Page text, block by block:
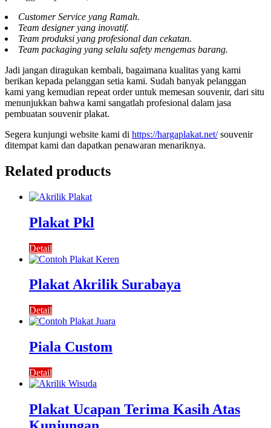
Customer Service yang Ramah.
Team designer yang inovatif.
Team produksi yang profesional dan cekatan.
Team packaging yang selalu safety mengemas barang.
Jadi jangan diragukan kembali, bagaimana kualitas yang kami
berikan kepada pelanggan setia kami. Sudah banyak pelanggan
kami yang kemudian repeat order untuk memesan souvenir, dari situ
menunjukkan bahwa kami sangatlah profesional dalam jasa
pembuatan souvenir plakat.
Segera kunjungi website kami di https://hargaplakat.net/souvenir
ditempat kami dan dapatkan penawaran menariknya.
Related products
Plakat Pkl
Detail
Plakat Akrilik Surabaya
Detail
Piala Custom
Detail
Plakat Ucapan Terima Kasih Atas